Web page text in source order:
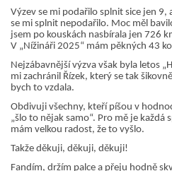
Výzev se mi podařilo splnit sice jen 9,
se mi splnit nepodařilo. Moc měl
jsem po kouskách nasbírala jen 726
V „Nížináři 2025“ mám pěkných 43
Nejzábavnější výzva však byla letos
mi zachránil Řízek, který se tak
bych to vzdala.
Obdivuji všechny, kteří píšou v
„šlo to nějak samo“. Pro mě je každá
mám velkou radost, že to vyšlo.
Takže děkuji, děkuji, děkuji!
Fandím, držím palce a přeju hodně